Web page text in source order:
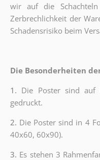
wir auf die
Zerbrechlichkeit der
Schadensrisiko beim
Die Besonderheiten
1. Die Poster sind auf
gedruckt.
2. Die Poster sind in 4
40x60, 60x90).
3. Es stehen 3